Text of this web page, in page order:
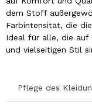
dem Stoff
Farbintensität, die
Ideal für alle, die auf
und vielseitigen Stil
Pflege des